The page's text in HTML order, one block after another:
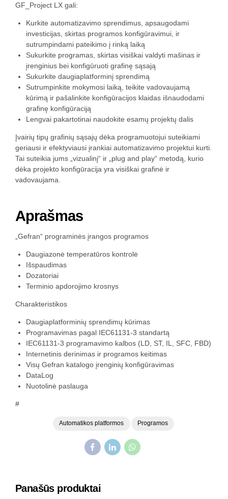
GF_Project LX gali:
Kurkite automatizavimo sprendimus, apsaugodami
investicijas, skirtas programos konfigūravimui, ir
sutrumpindami pateikimo į rinką laiką
Sukurkite programas, skirtas visiškai valdyti mašinas ir
įrenginius bei konfigūruoti grafinę sąsają
Sukurkite daugiaplatforminį sprendimą
Sutrumpinkite mokymosi laiką, teikite vadovaujamą
kūrimą ir pašalinkite konfigūracijos klaidas išnaudodami
grafinę konfigūraciją
Lengvai pakartotinai naudokite esamų projektų dalis
Įvairių tipų grafinių sąsajų dėka programuotojui suteikiami
geriausi ir efektyviausi įrankiai automatizavimo projektui kurti.
Tai suteikia jums „vizualinį“ ir „plug and play“ metodą, kurio
dėka projekto konfigūracija yra visiškai grafinė ir
vadovaujama.
Aprašmas
„Gefran“ programinės įrangos programos
Daugiazonė temperatūros kontrolė
Išspaudimas
Dozatoriai
Terminio apdorojimo krosnys
Charakteristikos
Daugiaplatforminių sprendimų kūrimas
Programavimas pagal IEC61131-3 standartą
IEC61131-3 programavimo kalbos (LD, ST, IL, SFC, FBD)
Internetinis derinimas ir programos keitimas
Visų Gefran katalogo įrenginių konfigūravimas
DataLog
Nuotolinė paslauga
#
Automatikos platformos Programos
Panašūs produktai